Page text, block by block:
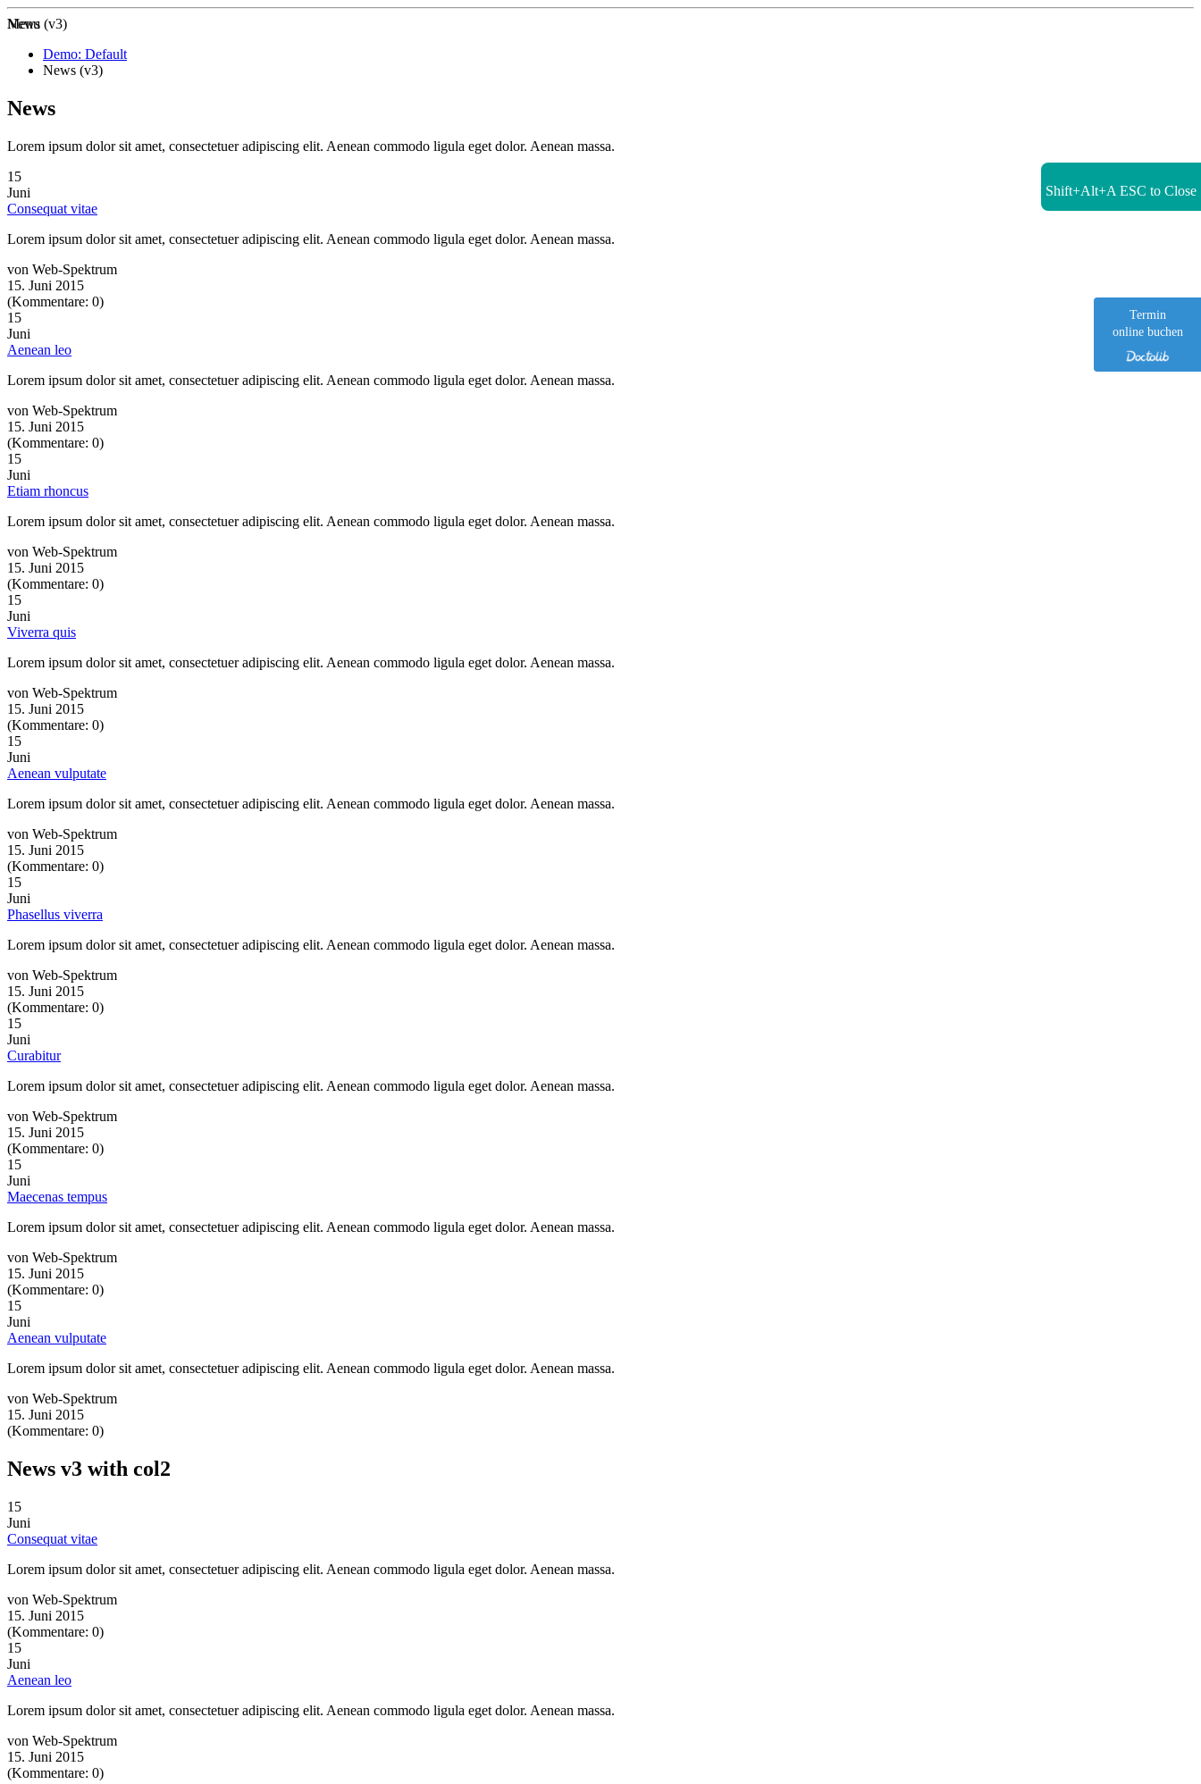
Termin
online buchen
Zur Startseite
Menu
News (v3)
Demo: Default
News (v3)
News
Lorem ipsum dolor sit amet, consectetuer adipiscing elit. Aenean commodo ligula eget dolor. Aenean massa.
15
Juni
Consequat vitae
Lorem ipsum dolor sit amet, consectetuer adipiscing elit. Aenean commodo ligula eget dolor. Aenean massa.
von Web-Spektrum
15. Juni 2015
(Kommentare: 0)
15
Juni
Aenean leo
Lorem ipsum dolor sit amet, consectetuer adipiscing elit. Aenean commodo ligula eget dolor. Aenean massa.
von Web-Spektrum
15. Juni 2015
(Kommentare: 0)
15
Juni
Etiam rhoncus
Lorem ipsum dolor sit amet, consectetuer adipiscing elit. Aenean commodo ligula eget dolor. Aenean massa.
von Web-Spektrum
15. Juni 2015
(Kommentare: 0)
15
Juni
Viverra quis
Lorem ipsum dolor sit amet, consectetuer adipiscing elit. Aenean commodo ligula eget dolor. Aenean massa.
von Web-Spektrum
15. Juni 2015
(Kommentare: 0)
15
Juni
Aenean vulputate
Lorem ipsum dolor sit amet, consectetuer adipiscing elit. Aenean commodo ligula eget dolor. Aenean massa.
von Web-Spektrum
15. Juni 2015
(Kommentare: 0)
15
Juni
Phasellus viverra
Lorem ipsum dolor sit amet, consectetuer adipiscing elit. Aenean commodo ligula eget dolor. Aenean massa.
von Web-Spektrum
15. Juni 2015
(Kommentare: 0)
15
Juni
Curabitur
Lorem ipsum dolor sit amet, consectetuer adipiscing elit. Aenean commodo ligula eget dolor. Aenean massa.
von Web-Spektrum
15. Juni 2015
(Kommentare: 0)
15
Juni
Maecenas tempus
Lorem ipsum dolor sit amet, consectetuer adipiscing elit. Aenean commodo ligula eget dolor. Aenean massa.
von Web-Spektrum
15. Juni 2015
(Kommentare: 0)
15
Juni
Aenean vulputate
Lorem ipsum dolor sit amet, consectetuer adipiscing elit. Aenean commodo ligula eget dolor. Aenean massa.
von Web-Spektrum
15. Juni 2015
(Kommentare: 0)
News v3 with col2
15
Juni
Consequat vitae
Lorem ipsum dolor sit amet, consectetuer adipiscing elit. Aenean commodo ligula eget dolor. Aenean massa.
von Web-Spektrum
15. Juni 2015
(Kommentare: 0)
15
Juni
Aenean leo
Lorem ipsum dolor sit amet, consectetuer adipiscing elit. Aenean commodo ligula eget dolor. Aenean massa.
von Web-Spektrum
15. Juni 2015
(Kommentare: 0)
Shift+Alt+A ESC to Close